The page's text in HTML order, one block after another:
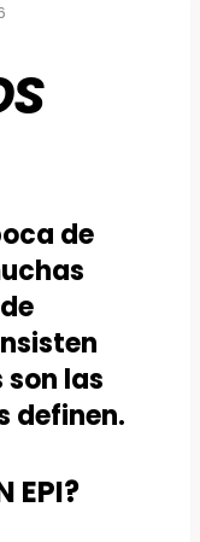
de
las
definen.
EPI?